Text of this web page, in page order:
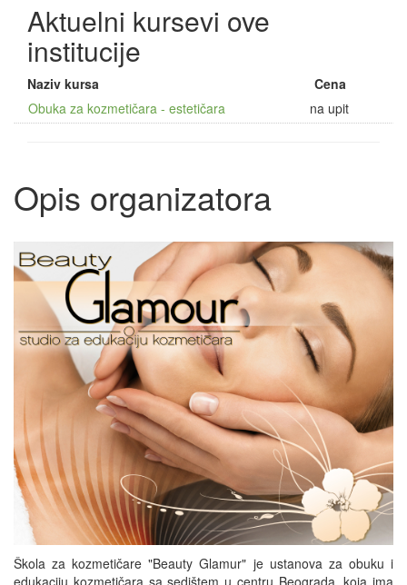
Aktuelni kursevi ove
institucije
Naziv kursa
Cena
Obuka za kozmetičara - estetičara
na upit
Opis organizatora
Škola za kozmetičare "Beauty Glamur" je ustanova za obuku i